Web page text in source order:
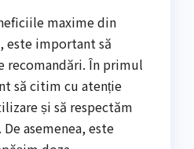
maxime din
este important să
recomandări. În primul
să citim cu atenție
și să respectăm
asemenea, este